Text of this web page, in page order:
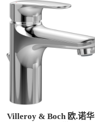
Villeroy & Boch 欧.诺华